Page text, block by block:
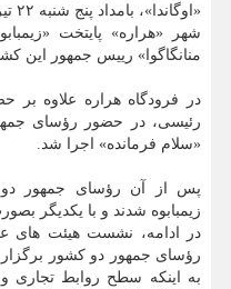
شهر «هراره» پایتخت
منانگاگوا» رییس جمهور این
در فرودگاه هراره علاوه بر
رئیسی، در حضور رؤسای
«سلام فرمانده» اجرا شد.
پس از آن رؤسای جمهور
زیمبابوه شدند و با یکدیگر
در ادامه، نشست هیئت های
رؤسای جمهور دو کشور
به اینکه سطح روابط تجاری و